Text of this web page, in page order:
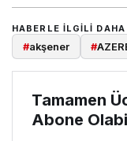
HABERLE ILGILI
#akşener #
Tamamen
Abone